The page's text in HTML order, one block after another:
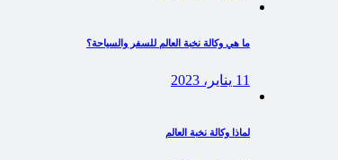
ما هي وكالة نخبة العالم للسفر والسياحة؟
11 يناير، 2023
لماذا وكالة نخبة العالم